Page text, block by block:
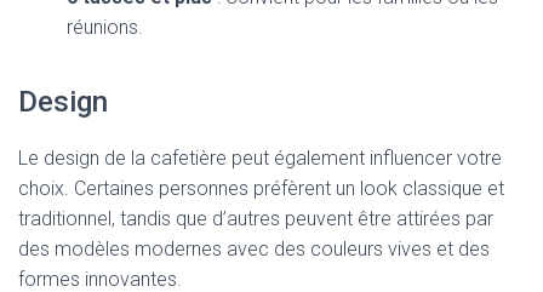
réunions.
Design
Le design de la cafetière peut également influencer votre
choix. Certaines personnes préfèrent un look classique et
traditionnel, tandis que d’autres peuvent être attirées par
des modèles modernes avec des couleurs vives et des
formes innovantes.